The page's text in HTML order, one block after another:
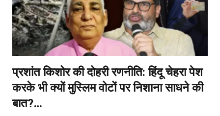
प्रशांत किशोर की दोहरी रणनीति: हिंदू चेहरा पेश
करके भी क्यों मुस्लिम वोटों पर निशाना साधने की
बात?…